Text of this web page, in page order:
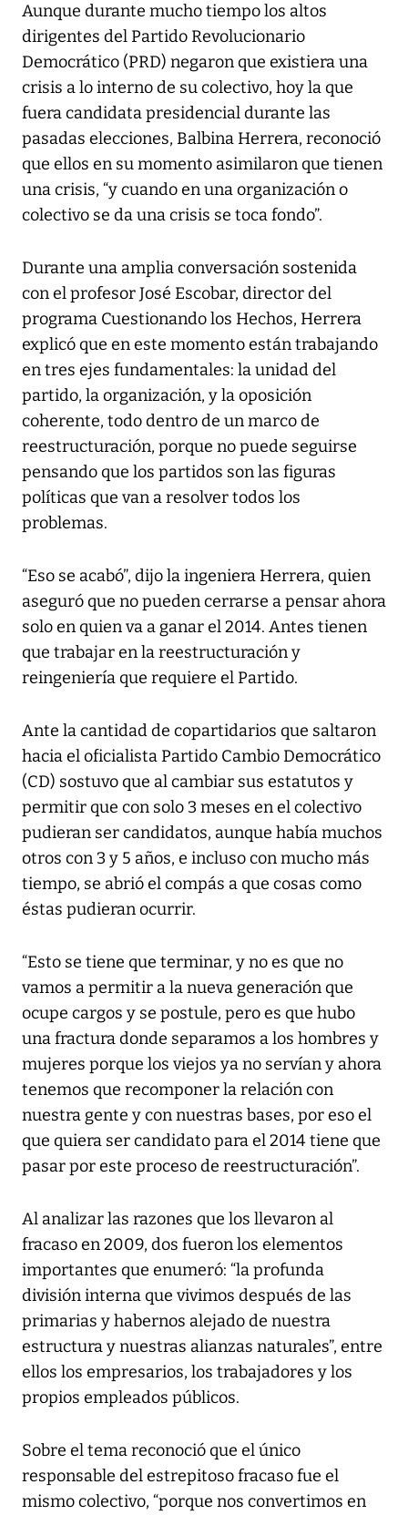
Aunque durante mucho tiempo los altos
dirigentes del Partido Revolucionario
Democrático (PRD) negaron que existiera una
crisis a lo interno de su colectivo, hoy la que
fuera candidata presidencial durante las
pasadas elecciones, Balbina Herrera, reconoció
que ellos en su momento asimilaron que tienen
una crisis, “y cuando en una organización o
colectivo se da una crisis se toca fondo”.
Durante una amplia conversación sostenida
con el profesor José Escobar, director del
programa Cuestionando los Hechos, Herrera
explicó que en este momento están trabajando
en tres ejes fundamentales: la unidad del
partido, la organización, y la oposición
coherente, todo dentro de un marco de
reestructuración, porque no puede seguirse
pensando que los partidos son las figuras
políticas que van a resolver todos los
problemas.
“Eso se acabó”, dijo la ingeniera Herrera, quien
aseguró que no pueden cerrarse a pensar ahora
solo en quien va a ganar el 2014. Antes tienen
que trabajar en la reestructuración y
reingeniería que requiere el Partido.
Ante la cantidad de copartidarios que saltaron
hacia el oficialista Partido Cambio Democrático
(CD) sostuvo que al cambiar sus estatutos y
permitir que con solo 3 meses en el colectivo
pudieran ser candidatos, aunque había muchos
otros con 3 y 5 años, e incluso con mucho más
tiempo, se abrió el compás a que cosas como
éstas pudieran ocurrir.
“Esto se tiene que terminar, y no es que no
vamos a permitir a la nueva generación que
ocupe cargos y se postule, pero es que hubo
una fractura donde separamos a los hombres y
mujeres porque los viejos ya no servían y ahora
tenemos que recomponer la relación con
nuestra gente y con nuestras bases, por eso el
que quiera ser candidato para el 2014 tiene que
pasar por este proceso de reestructuración”.
Al analizar las razones que los llevaron al
fracaso en 2009, dos fueron los elementos
importantes que enumeró: “la profunda
división interna que vivimos después de las
primarias y habernos alejado de nuestra
estructura y nuestras alianzas naturales”, entre
ellos los empresarios, los trabajadores y los
propios empleados públicos.
Sobre el tema reconoció que el único
responsable del estrepitoso fracaso fue el
mismo colectivo, “porque nos convertimos en